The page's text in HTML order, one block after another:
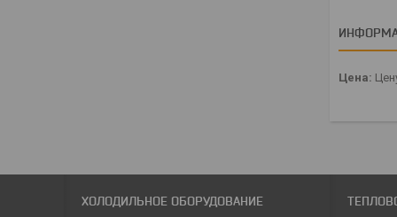
Цена:
ХОЛОДИЛЬНОЕ ОБОРУДОВАНИЕ